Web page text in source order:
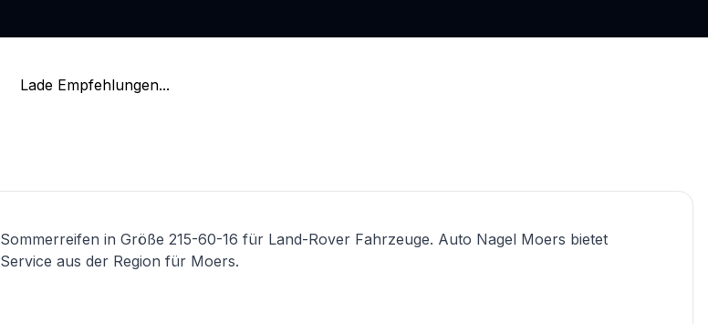
Lade Empfehlungen...
Sommerreifen in Größe 215-60-16 für Land-Rover Fahrzeuge. Auto Nagel Moers bietet
Service aus der Region für Moers.